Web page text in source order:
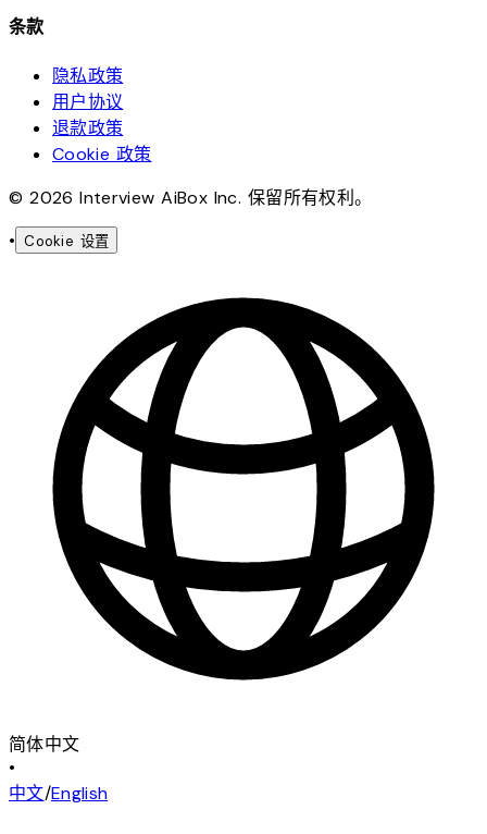
条款
隐私政策
用户协议
退款政策
Cookie 政策
© 2026 Interview AiBox Inc. 保留所有权利。
• Cookie 设置
简体中文
•
中文/English